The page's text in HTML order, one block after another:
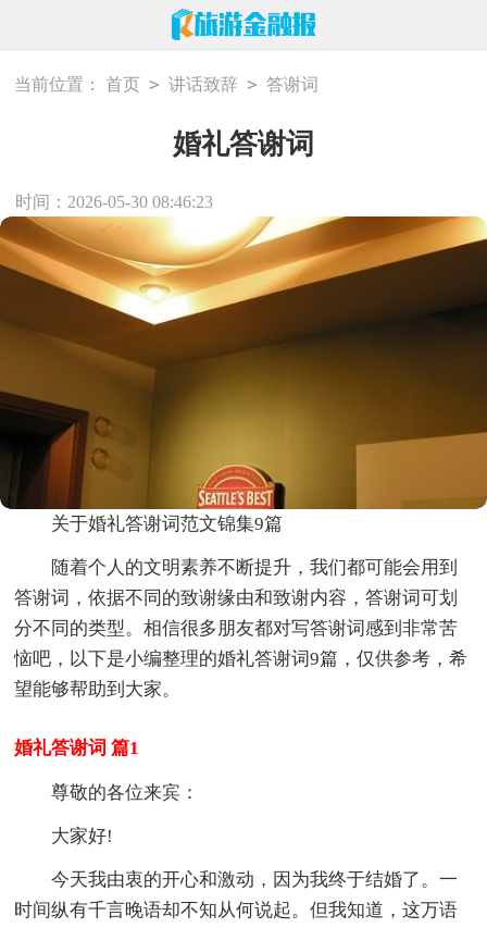
当前位置： 首页 > 讲话致辞 > 答谢词
婚礼答谢词
时间：2026-05-30 08:46:23
关于婚礼答谢词范文锦集9篇
随着个人的文明素养不断提升，我们都可能会用到
答谢词，依据不同的致谢缘由和致谢内容，答谢词可划
分不同的类型。相信很多朋友都对写答谢词感到非常苦
恼吧，以下是小编整理的婚礼答谢词9篇，仅供参考，希
望能够帮助到大家。
婚礼答谢词 篇1
尊敬的各位来宾：
大家好!
今天我由衷的开心和激动，因为我终于结婚了。一
时间纵有千言晚语却不知从何说起。但我知道，这万语